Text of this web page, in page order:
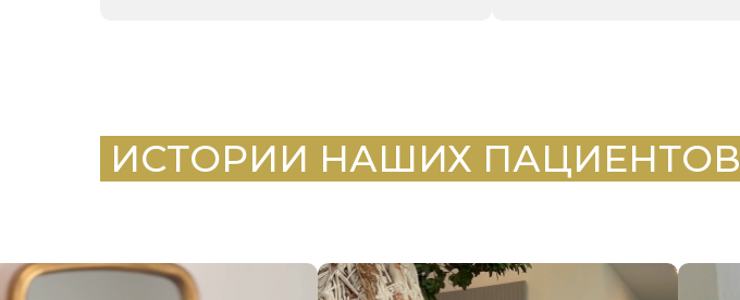
ИСТОРИИ НАШИХ ПАЦИЕНТОВ